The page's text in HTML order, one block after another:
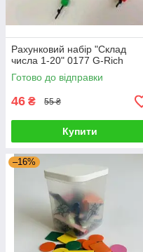
Рахунковий набір "Склад
числа 1-20" 0177 G-Rich
Готово до відправки
46 ₴ 55 ₴
Купити
–16%